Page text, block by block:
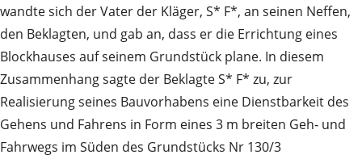
wandte sich der Vater der Kläger, S* F*, an seinen Neffen,
den Beklagten, und gab an, dass er die Errichtung eines
Blockhauses auf seinem Grundstück plane. In diesem
Zusammenhang sagte der Beklagte S* F* zu, zur
Realisierung seines Bauvorhabens eine Dienstbarkeit des
Gehens und Fahrens in Form eines 3 m breiten Geh‑ und
Fahrwegs im Süden des Grundstücks Nr 130/3